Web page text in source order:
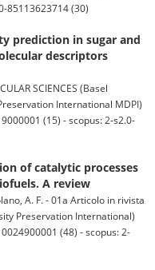
85113623714 (30)
prediction in sugar and
descriptors
SCIENCES (Basel
International MDPI)
(15) - scopus: 2-s2.0-
of catalytic processes
A review
A. F. - 01a Articolo in rivista
Preservation International)
(48) - scopus: 2-